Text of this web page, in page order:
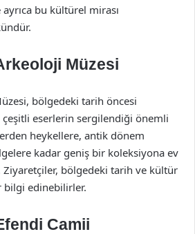
bu kültürel mirası
Müzesi
bölgedeki tarih öncesi
eserlerin sergilendiği önemli
heykellere, antik dönem
kadar geniş bir koleksiyona ev
Ziyaretçiler, bölgedeki tarih ve kültür
bilgi edinebilirler.
Camii